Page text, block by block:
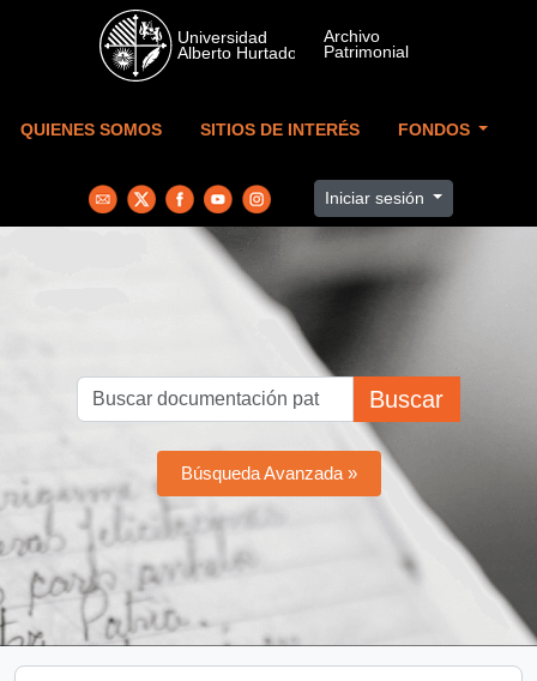
Skip to main content
QUIENES SOMOS SITIOS DE INTERÉS FONDOS
Iniciar sesión
Buscar
Búsqueda Avanzada »